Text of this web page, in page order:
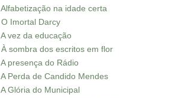
. Alfabetização na idade certa
. O Imortal Darcy
. A vez da educação
. À sombra dos escritos em flor
. A presença do Rádio
. A Perda de Candido Mendes
. A Glória do Municipal